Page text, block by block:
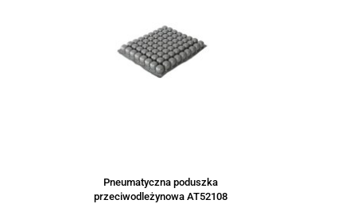
Pneumatyczna poduszka
przeciwodleżynowa AT52108